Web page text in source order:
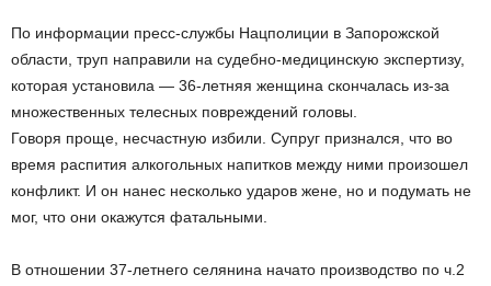
По информации пресс-службы Нацполиции в Запорожской
области, труп направили на судебно-медицинскую экспертизу,
которая установила — 36-летняя женщина скончалась из-за
множественных телесных повреждений головы.
Говоря проще, несчастную избили. Супруг признался, что во
время распития алкогольных напитков между ними произошел
конфликт. И он нанес несколько ударов жене, но и подумать не
мог, что они окажутся фатальными.
В отношении 37-летнего селянина начато производство по ч.2